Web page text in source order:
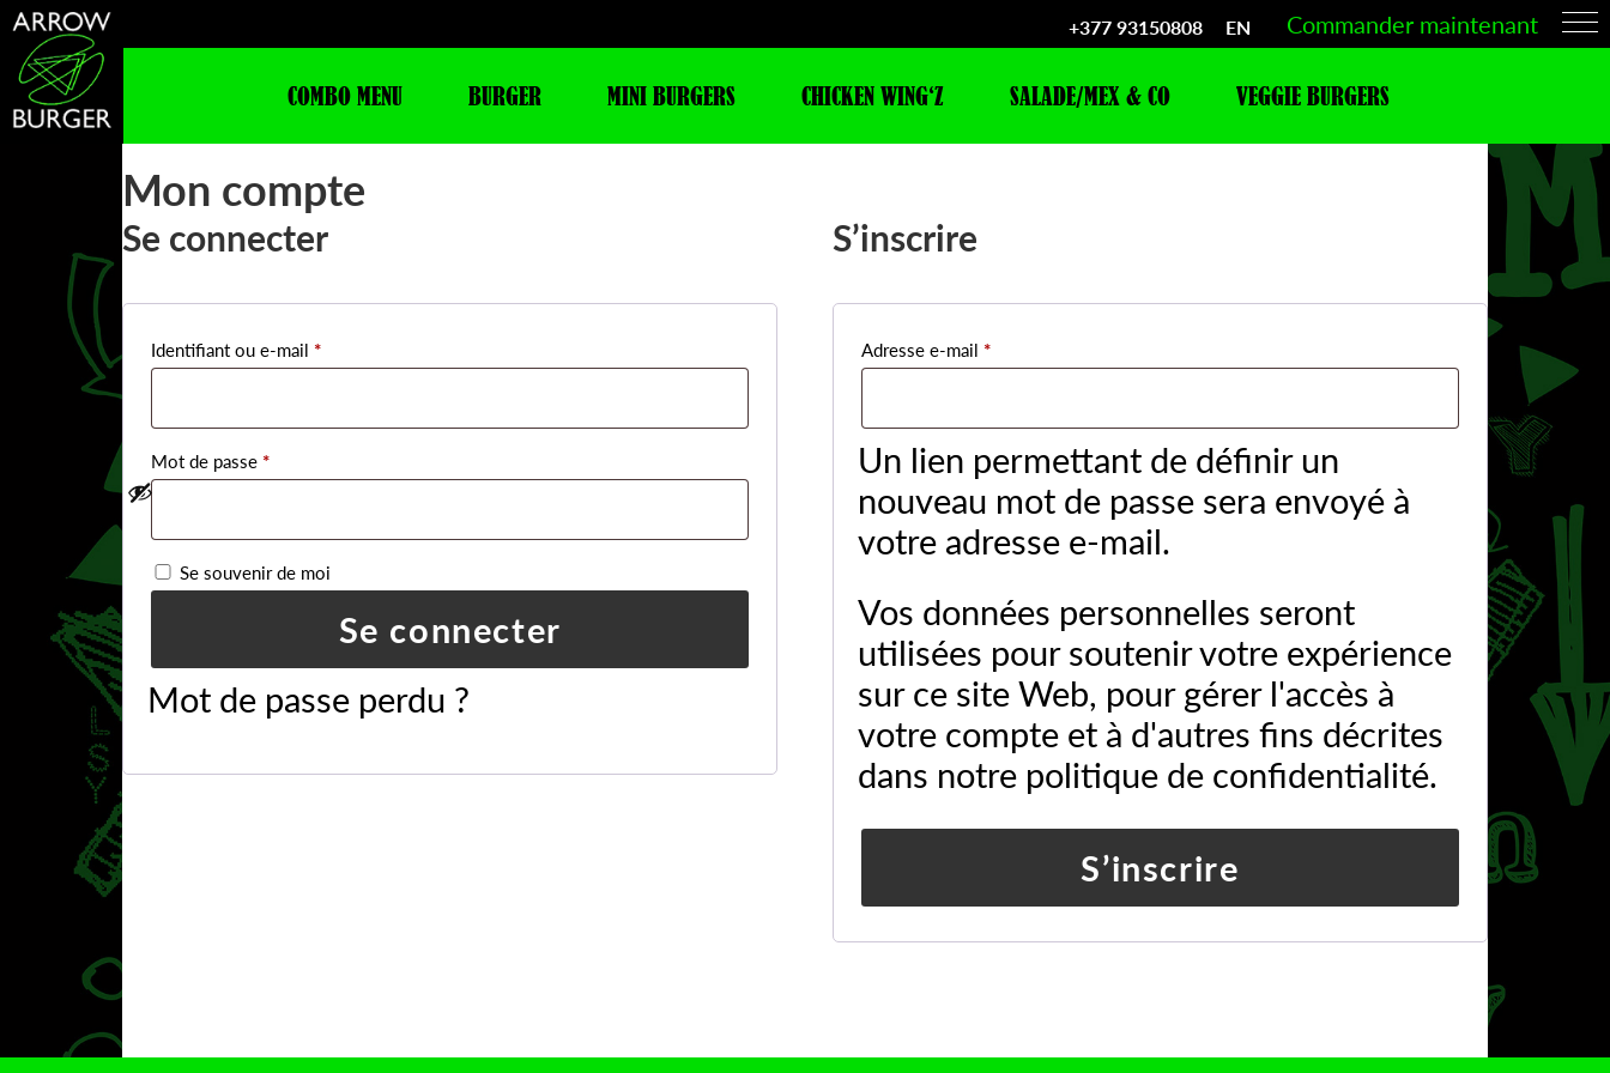
+377 93150808 Commander maintenant
EN
COMBO MENU BURGER MINI BURGERS CHICKEN WING‘Z SALADE/MEX & CO VEGGIE BURGERS
Mon compte
Se connecter
Identifiant ou e-mail *Obligatoire
Mot de passe *Obligatoire
Alternative:
Se souvenir de moi
Se connecter
Mot de passe perdu ?
S’inscrire
Adresse e-mail *Obligatoire
Un lien permettant de définir un
nouveau mot de passe sera envoyé à
votre adresse e-mail.
Vos données personnelles seront
utilisées pour soutenir votre expérience
sur ce site Web, pour gérer l'accès à
votre compte et à d'autres fins décrites
dans notre politique de confidentialité.
S’inscrire